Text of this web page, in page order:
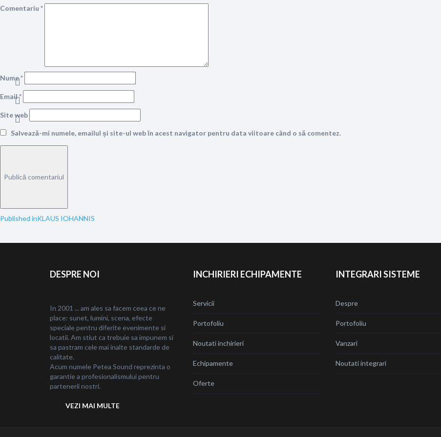
Comentariu *
Nume*
Email*
Site web
Salvează-mi numele, emailul și site-ul web în acest navigator pentru data viitoare când o să comentez.
Navigare
Published inKLAUS IOHANNIS
DESPRE NOI
In 2001 ... am ales sa facem ceea ce ne
place: sunet, lumini, scena, efecte
speciale pentru diferite evenimente si
locatii. Am stiut ca trebuie sa impunem si
sa pastram cele mai inalte standarde de
calitate.
Acum numele Petea Sound reprezinta o
garantie a profesionalismului pentru
partenerii nostri.
VEZI MAI MULTE
INCHIRIERI ECHIPAMENTE
Servicii
Portofoliu
Noutati inchirieri
Echipamente
Oferte
INTEGRARI SISTEME
Despre
Portofoliu
Vanzari
Noutati integrari